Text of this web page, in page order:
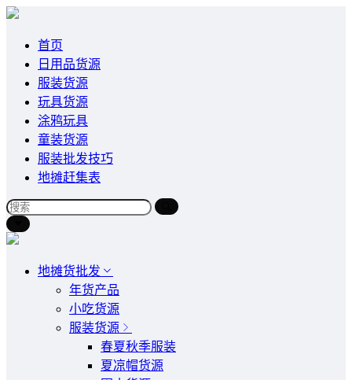
首页
日用品货源
服装货源
玩具货源
涂鸦玩具
童装货源
服装批发技巧
地摊赶集表
地摊货批发
年货产品
小吃货源
服装货源
春夏秋季服装
夏凉帽货源